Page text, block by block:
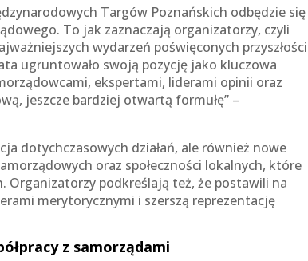
Targów Poznańskich odbędzie się
To jak zaznaczają organizatorzy, czyli
wydarzeń poświęconych przyszłości
ugruntowało swoją pozycję jako kluczowa
ekspertami, liderami opinii oraz
jeszcze bardziej otwartą formułę” –
dotychczasowych działań, ale również nowe
oraz społeczności lokalnych, które
podkreślają też, że postawili na
merytorycznymi i szerszą reprezentację
z samorządami